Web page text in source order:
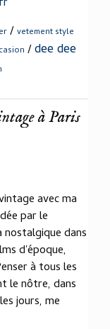
/ vetement style
/dee dee
à Paris
avec ma
par le
dans
d'époque,
à tous les
le nôtre, dans
jours, me